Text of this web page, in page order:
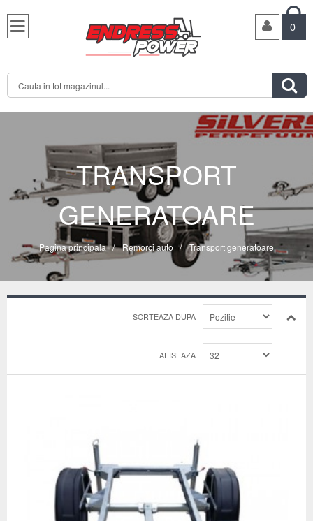

0

TRANSPORT
GENERATOARE
Pagina principala / Remorci auto / Transport generatoare
SORTEAZA DUPA
AFISEAZA